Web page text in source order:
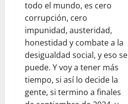
todo el mundo, es cero
corrupción, cero
impunidad, austeridad,
honestidad y combate a la
desigualdad social, y eso se
puede. Y voy a tener más
tiempo, si así lo decide la
gente, si termino a finales